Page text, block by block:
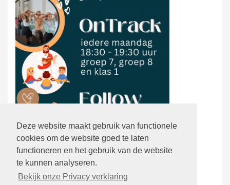
Deze website maakt gebruik van functionele
cookies om de website goed te laten
functioneren en het gebruik van de website
te kunnen analyseren.
Bekijk onze Privacy verklaring